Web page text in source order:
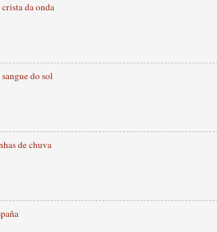
da onda
sangue do sol
de chuva